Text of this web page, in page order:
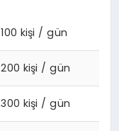
100 kişi / gün
200 kişi / gün
300 kişi / gün